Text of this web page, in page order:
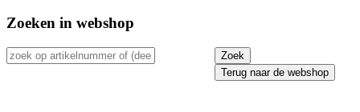
Zoeken in webshop
Terug naar de webshop